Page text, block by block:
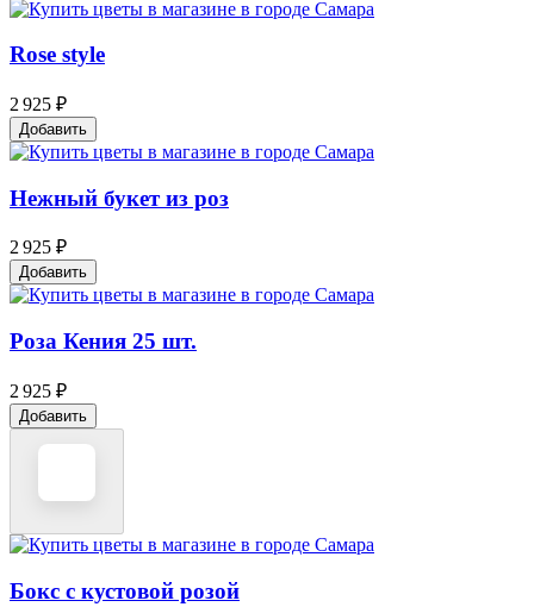
Rose style
2 925 ₽
Добавить
Нежный букет из роз
2 925 ₽
Добавить
Роза Кения 25 шт.
2 925 ₽
Добавить
Бокс с кустовой розой